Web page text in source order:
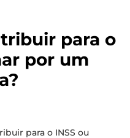
para o
por um
para o INSS ou